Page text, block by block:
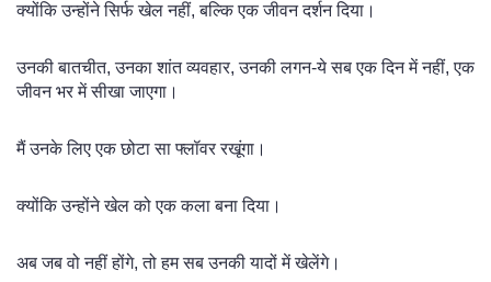
क्योंकि उन्होंने सिर्फ खेल नहीं, बल्कि एक जीवन दर्शन दिया।
उनकी बातचीत, उनका शांत व्यवहार, उनकी लगन-ये सब एक दिन में नहीं, एक
जीवन भर में सीखा जाएगा।
मैं उनके लिए एक छोटा सा फ्लॉवर रखूंगा।
क्योंकि उन्होंने खेल को एक कला बना दिया।
अब जब वो नहीं होंगे, तो हम सब उनकी यादों में खेलेंगे।